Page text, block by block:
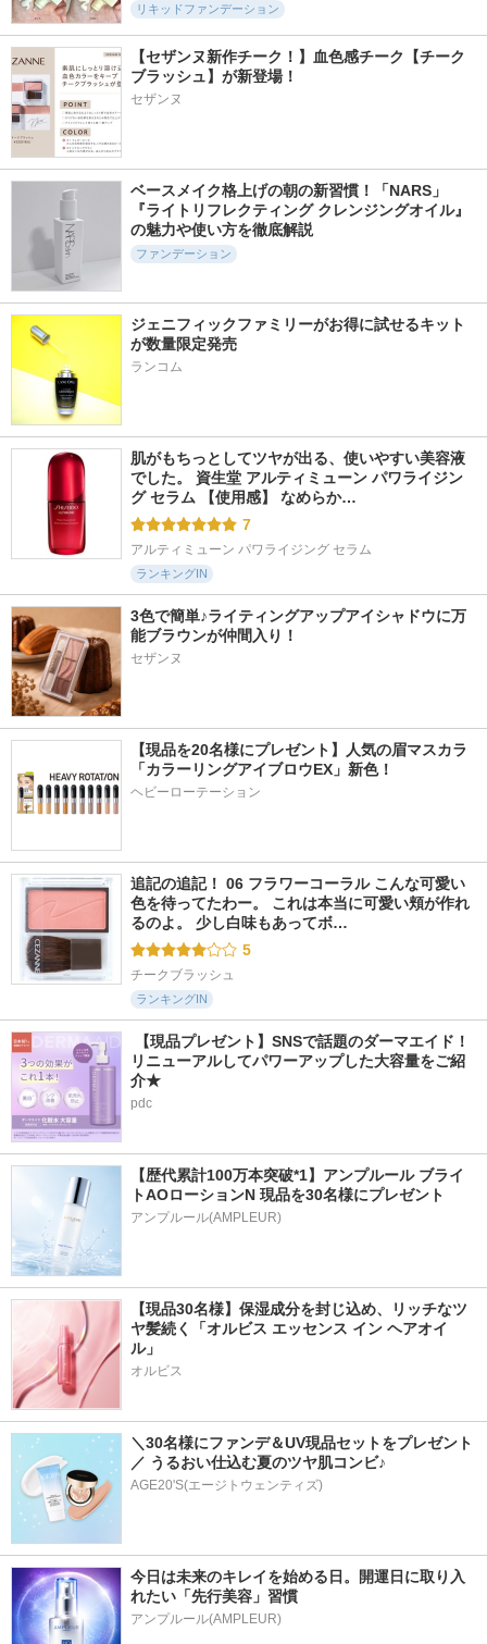
リキッドファンデーション
【セザンヌ新作チーク！】血色感チーク【チーク
ブラッシュ】が新登場！
セザンヌ
ベースメイク格上げの朝の新習慣！「NARS」
『ライトリフレクティング クレンジングオイル』
の魅力や使い方を徹底解説
ファンデーション
ジェニフィックファミリーがお得に試せるキット
が数量限定発売
ランコム
肌がもちっとしてツヤが出る、使いやすい美容液
でした。 資生堂 アルティミューン パワライジン
グ セラム 【使用感】 なめらか…
7
アルティミューン パワライジング セラム
ランキングIN
3色で簡単♪ライティングアップアイシャドウに万
能ブラウンが仲間入り！
セザンヌ
【現品を20名様にプレゼント】人気の眉マスカラ
「カラーリングアイブロウEX」新色！
ヘビーローテーション
追記の追記！ 06 フラワーコーラル こんな可愛い
色を待ってたわー。 これは本当に可愛い頬が作れ
るのよ。 少し白味もあってボ…
5
チークブラッシュ
ランキングIN
【現品プレゼント】SNSで話題のダーマエイド！
リニューアルしてパワーアップした大容量をご紹
介★
pdc
【歴代累計100万本突破*1】アンプルール ブライ
トAOローションN 現品を30名様にプレゼント
アンプルール(AMPLEUR)
【現品30名様】保湿成分を封じ込め、リッチなツ
ヤ髪続く「オルビス エッセンス イン ヘアオイ
ル」
オルビス
＼30名様にファンデ＆UV現品セットをプレゼント
／ うるおい仕込む夏のツヤ肌コンビ♪
AGE20'S(エージトウェンティズ)
今日は未来のキレイを始める日。開運日に取り入
れたい「先行美容」習慣
アンプルール(AMPLEUR)